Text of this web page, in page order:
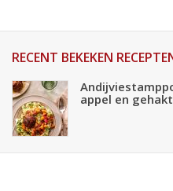
RECENT BEKEKEN
appel en